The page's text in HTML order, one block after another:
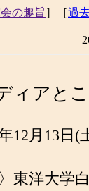
の趣旨 ］［過
ィアと
12月13日
〉東洋大学